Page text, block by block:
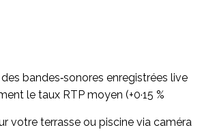
bandes‑sonores enregistrées live
le taux RTP moyen (+0·15 %
votre terrasse ou piscine via caméra